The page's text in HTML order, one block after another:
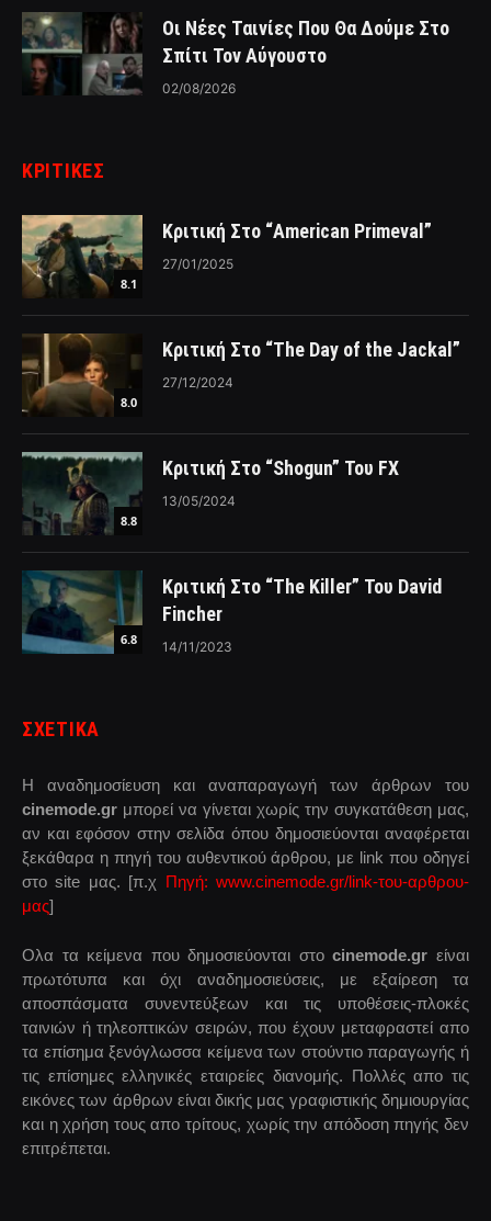
Οι Νέες Ταινίες Που Θα Δούμε Στο
Σπίτι Τον Αύγουστο
02/08/2026
ΚΡΙΤΙΚΈΣ
8.1
Κριτική Στο “American Primeval”
27/01/2025
8.0
Κριτική Στο “The Day of the Jackal”
27/12/2024
8.8
Κριτική Στο “Shogun” Του FX
13/05/2024
6.8
Κριτική Στο “The Killer” Του David
Fincher
14/11/2023
ΣΧΕΤΙΚΑ
Η αναδημοσίευση και αναπαραγωγή των άρθρων του
cinemode.gr μπορεί να γίνεται χωρίς την συγκατάθεση μας,
αν και εφόσον στην σελίδα όπου δημοσιεύονται αναφέρεται
ξεκάθαρα η πηγή του αυθεντικού άρθρου, με link που οδηγεί
στο site μας. [π.χ Πηγή: www.cinemode.gr/link-του-αρθρου-
μας]
Ολα τα κείμενα που δημοσιεύονται στοcinemode.gr είναι
πρωτότυπα και όχι αναδημοσιεύσεις, με εξαίρεση τα
αποσπάσματα συνεντεύξεων και τις υποθέσεις-πλοκές
ταινιών ή τηλεοπτικών σειρών, που έχουν μεταφραστεί απο
τα επίσημα ξενόγλωσσα κείμενα των στούντιο παραγωγής ή
τις επίσημες ελληνικές εταιρείες διανομής. Πολλές απο τις
εικόνες των άρθρων είναι δικής μας γραφιστικής δημιουργίας
και η χρήση τους απο τρίτους, χωρίς την απόδοση πηγής δεν
επιτρέπεται.